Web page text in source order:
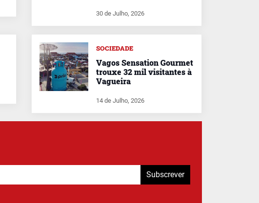
30 de Julho, 2026
SOCIEDADE
Vagos Sensation Gourmet
trouxe 32 mil visitantes à
Vagueira
14 de Julho, 2026
Subscrever